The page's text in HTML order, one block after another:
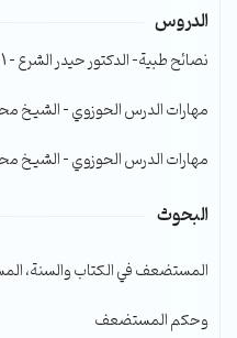
الصوت.الدروس
نصائح طبية- الدكتور حيدر الشرع – 001
مهارات الدرس الحوزوي – الشيخ
مهارات الدرس الحوزوي – الشيخ
البحوث
المستضعف في الكتاب والسنة،
وحكم المستضعف